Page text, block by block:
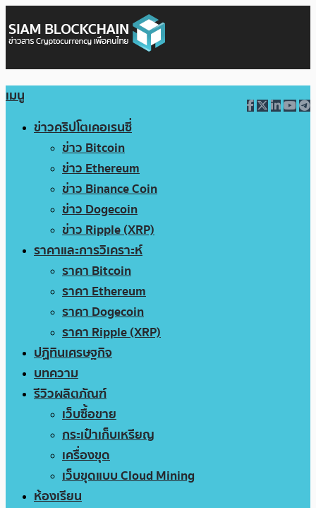
เมนู
ข่าวคริปโตเคอเรนซี่
ข่าว Bitcoin
ข่าว Ethereum
ข่าว Binance Coin
ข่าว Dogecoin
ข่าว Ripple (XRP)
ราคาและการวิเคราะห์
ราคา Bitcoin
ราคา Ethereum
ราคา Dogecoin
ราคา Ripple (XRP)
ปฏิทินเศรษฐกิจ
บทความ
รีวิวผลิตภัณฑ์
เว็บซื้อขาย
กระเป๋าเก็บเหรียญ
เครื่องขุด
เว็บขุดแบบ Cloud Mining
ห้องเรียน